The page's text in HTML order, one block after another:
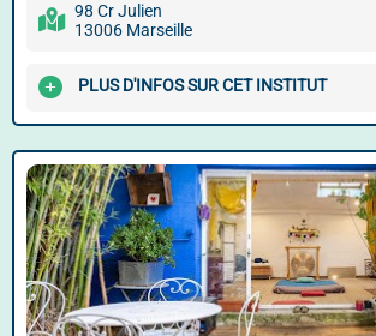
98 Cr Julien
13006 Marseille
PLUS D'INFOS SUR CET INSTITUT